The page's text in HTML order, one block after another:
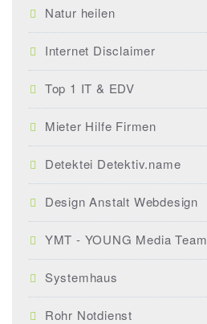
Natur heilen
Internet Disclaimer
Top 1 IT & EDV
Mieter Hilfe Firmen
Detektei Detektiv.name
Design Anstalt Webdesign
YMT - YOUNG Media Team
Systemhaus
Rohr Notdienst